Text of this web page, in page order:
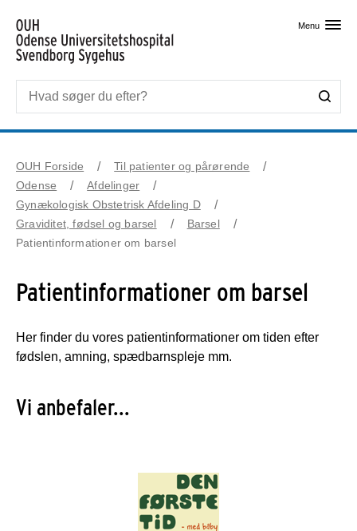
Menu
OUH Forside
Til patienter og pårørende
Odense
Afdelinger
Gynækologisk Obstetrisk Afdeling D
Graviditet, fødsel og barsel
Barsel
Patientinformationer om barsel
Patientinformationer om barsel
Her finder du vores patientinformationer om tiden efter
fødslen, amning, spædbarnspleje mm.
Vi anbefaler...